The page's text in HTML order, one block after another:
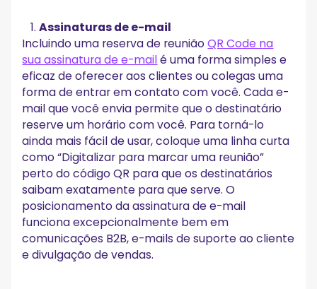
Assinaturas de e-mail
Incluindo uma reserva de reuniãoQR Code na
sua assinatura de e-mailé uma forma simples e
eficaz de oferecer aos clientes ou colegas uma
forma de entrar em contato com você. Cada e-
mail que você envia permite que o destinatário
reserve um horário com você. Para torná-lo
ainda mais fácil de usar, coloque uma linha curta
como “Digitalizar para marcar uma reunião”
perto do código QR para que os destinatários
saibam exatamente para que serve. O
posicionamento da assinatura de e-mail
funciona excepcionalmente bem em
comunicações B2B, e-mails de suporte ao cliente
e divulgação de vendas.